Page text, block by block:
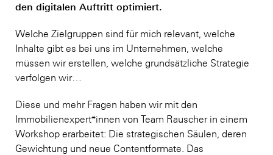
den digitalen Auftritt optimiert.
Welche Zielgruppen sind für mich relevant, welche
Inhalte gibt es bei uns im Unternehmen, welche
müssen wir erstellen, welche grundsätzliche Strategie
verfolgen wir…
Diese und mehr Fragen haben wir mit den
Immobilienexpert*innen von Team Rauscher in einem
Workshop erarbeitet: Die strategischen Säulen, deren
Gewichtung und neue Contentformate. Das